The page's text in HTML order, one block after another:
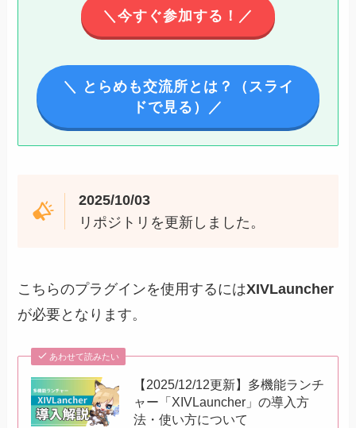
＼今すぐ参加する！／
＼ とらめも交流所とは？（スライ
ドで見る）／
2025/10/03
リポジトリを更新しました。
こちらのプラグインを使用するにはXIVLauncher
が必要となります。
あわせて読みたい
【2025/12/12更新】多機能ランチ
ャー「XIVLauncher」の導入方
法・使い方について